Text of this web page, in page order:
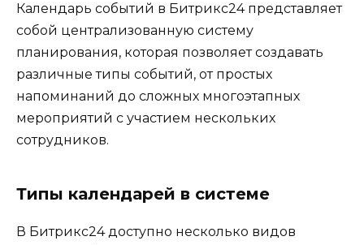
Календарь событий в Битрикс24 представляет
собой централизованную систему
планирования, которая позволяет создавать
различные типы событий, от простых
напоминаний до сложных многоэтапных
мероприятий с участием нескольких
сотрудников.
Типы календарей в системе
В Битрикс24 доступно несколько видов